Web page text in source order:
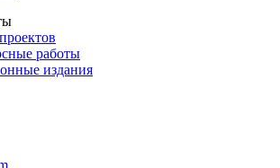
работы
издания